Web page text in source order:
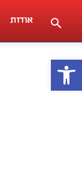
פתח סרגל נגישות
אודות